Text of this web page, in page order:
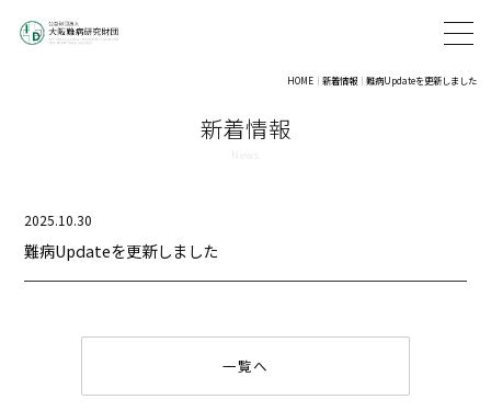
HOME 新着情報 難病Updateを更新しました
新着情報
2025.10.30
難病Updateを更新しました
一覧へ